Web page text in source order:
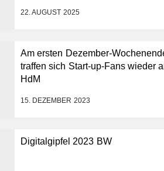
22. AUGUST 2025
Am ersten Dezember-
traffen sich Start-up-Fans wieder
HdM
15. DEZEMBER 2023
Digitalgipfel 2023 BW